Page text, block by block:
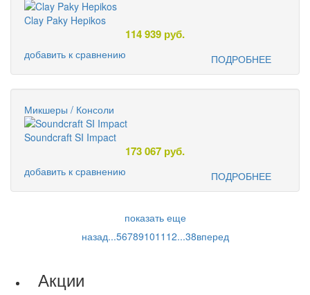
Clay Paky Hepikos
114 939 руб.
ПОДРОБНЕЕ
добавить к сравнению
Микшеры / Консоли
Soundcraft SI Impact
173 067 руб.
ПОДРОБНЕЕ
добавить к сравнению
показать еще
назад...567891011 12...38вперед
Акции